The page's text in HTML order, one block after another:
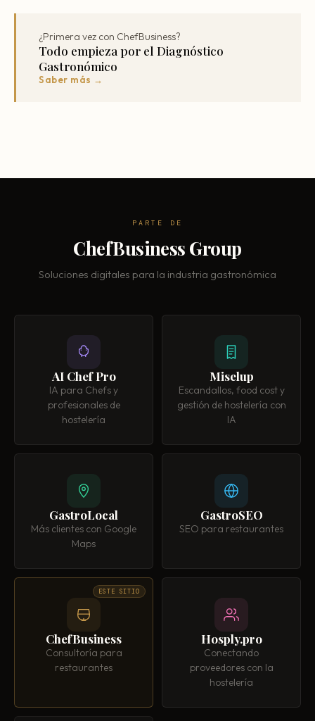
¿Primera vez con ChefBusiness?
Todo empieza por el Diagnóstico
Gastronómico
Saber más →
PARTE DE
ChefBusiness Group
Soluciones digitales para la industria gastronómica
AI Chef Pro
IA para Chefs y
profesionales de
hostelería
Miselup
Escandallos, food cost y
gestión de hostelería con
IA
GastroLocal
Más clientes con Google
Maps
GastroSEO
SEO para restaurantes
ChefBusiness
Consultoría para
restaurantes
ESTE SITIO
Hosply.pro
Conectando
proveedores con la
hostelería